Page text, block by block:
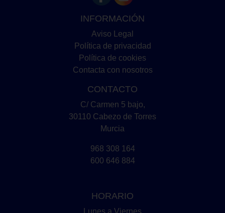
INFORMACIÓN
Aviso Legal
Política de privacidad
Política de cookies
Contacta con nosotros
CONTACTO
C/ Carmen 5 bajo,
30110 Cabezo de Torres
Murcia
968 308 164
600 646 884
HORARIO
Lunes a Viernes